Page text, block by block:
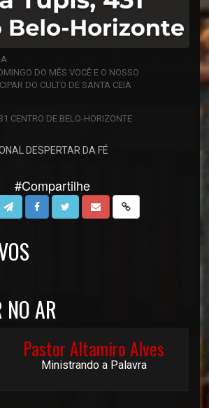
DO MÊS VOCÊ E O NOSSO
DO CULTO DE SANTA CEIA
CENTRO DE BELO-HORIZONTE
DESPERTAR DA FÉ
#Compartilhe
NO AR
Pastor Altamiro Alves
Ministrando a Palavra